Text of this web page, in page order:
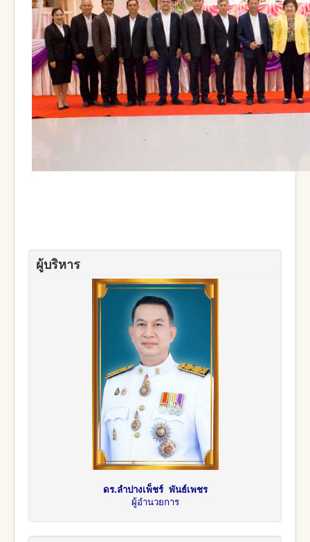
ผู้บริหาร
ดร.ลำปางเพ็ชร์ พันธ์เพชร
ผู้อำนวยการ